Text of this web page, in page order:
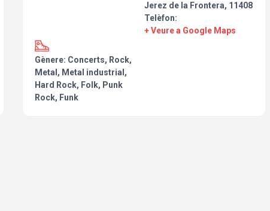
Jerez de la Frontera, 11408
Telèfon:
+ Veure a Google Maps
Gènere: Concerts, Rock,
Metal, Metal industrial,
Hard Rock, Folk, Punk
Rock, Funk